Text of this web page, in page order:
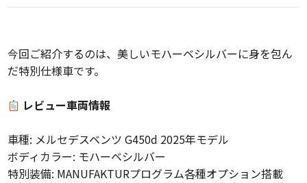
今回ご紹介するのは、美しいモハーベシルバーに身を包ん
だ特別仕様車です。
レビュー車両情報
車種: メルセデスベンツ G450d 2025年モデル
ボディカラー: モハーベシルバー
特別装備: MANUFAKTURプログラム各種オプション搭載